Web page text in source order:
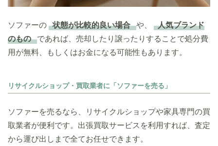
ソファーの 状態が比較的良い場合 や、
人気ブランド
のもの であれば、売却したり譲ったりすることで処分費
用が無料、もしくはお金になる可能性もあります。
リサイクルショップ・買取業者に「ソファーを売る」
ソファーを売るなら、リサイクルショップや家具専門の買
取業者が便利です。出張買取サービスを利用すれば、査定
から運び出しまで全てお任せできます。